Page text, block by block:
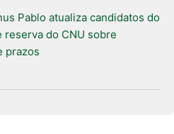
Pablo atualiza candidatos do
reserva do CNU sobre
prazos